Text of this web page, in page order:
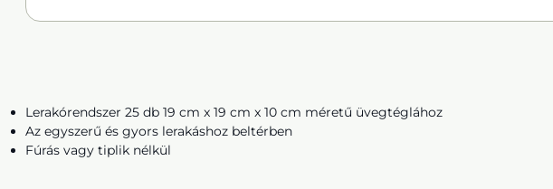
Lerakórendszer 25 db 19 cm x 19 cm x 10 cm méretű üvegtéglához
Az egyszerű és gyors lerakáshoz beltérben
Fúrás vagy tiplik nélkül